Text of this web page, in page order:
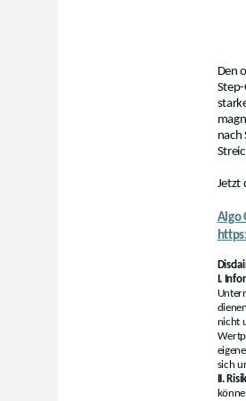
Den
nach
Jetzt
Algo
I.
nicht
sich
II.